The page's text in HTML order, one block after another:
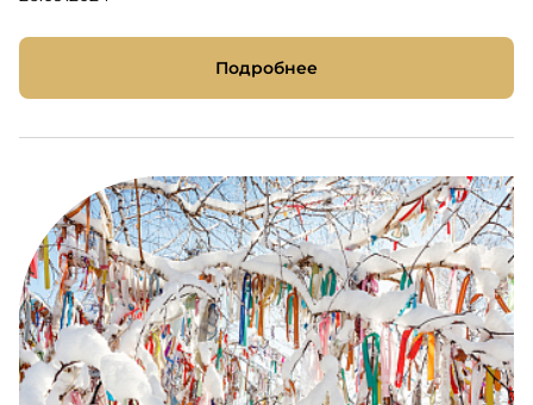
Подробнее